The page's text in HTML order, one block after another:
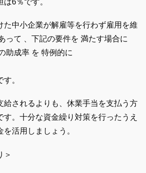
6％です。
中小企業が解雇等を行わず雇用を維
って 、下記の要件を 満たす場合に
助成率 を 特例的に
。
給されるよりも、休業手当を支払う方
す。十分な資金繰り対策を行ったうえ
活用しましょう。
＞